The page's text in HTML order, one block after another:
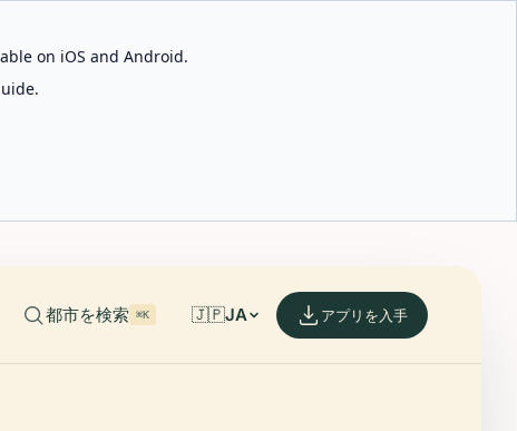
on iOS and Android.
都市を検索 ⌘K 🇯🇵JA アプリを入手